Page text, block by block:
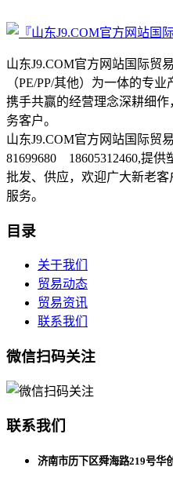
山东J9.COM官方网站国际贸
（PE/PP/其他）为一体的专
携手共赢的经营理念深耕细
务客户。
山东J9.COM官方网站国际贸
81699680 18605312460,提供
批发、供应，欢迎广大新老
服务。
目录
关于我们
贸易动态
贸易资讯
联系我们
微信扫码关注
联系我们
济南市历下区舜海路219号华